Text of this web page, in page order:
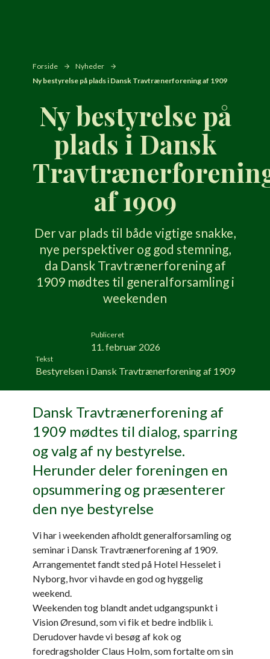
Forside
Nyheder
Ny bestyrelse på plads i Dansk Travtrænerforening af 1909
Ny bestyrelse på
plads i Dansk
af 1909
Der var plads til både vigtige snakke,
nye perspektiver og god stemning,
da Dansk Travtrænerforening af
1909 mødtes til generalforsamling i
weekenden
Publiceret
11. februar 2026
Tekst
Bestyrelsen i Dansk Travtrænerforening af 1909
Dansk Travtrænerforening af
1909 mødtes til dialog, sparring
og valg af ny bestyrelse.
Herunder deler foreningen en
opsummering og præsenterer
den nye bestyrelse
Vi har i weekenden afholdt generalforsamling og
seminar i Dansk Travtrænerforening af 1909.
Arrangementet fandt sted på Hotel Hesselet i
Nyborg, hvor vi havde en god og hyggelig
weekend.
Weekenden tog blandt andet udgangspunkt i
Vision Øresund, som vi fik et bedre indblik i.
Derudover havde vi besøg af kok og
foredragsholder Claus Holm, som fortalte om sin